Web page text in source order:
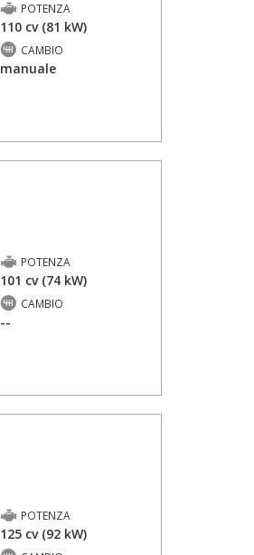
POTENZA
110 cv (81 kW)
CAMBIO
manuale
POTENZA
101 cv (74 kW)
CAMBIO
--
POTENZA
125 cv (92 kW)